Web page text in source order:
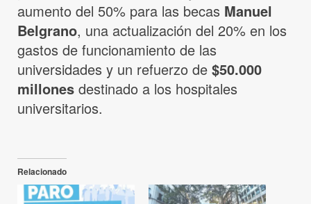
aumento del 50% para las becas Manuel
Belgrano, una actualización del 20% en los
gastos de funcionamiento de las
universidades y un refuerzo de $50.000
millones destinado a los hospitales
universitarios.
Relacionado